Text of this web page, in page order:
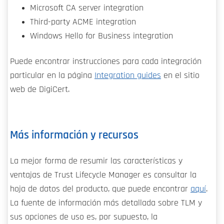
Microsoft CA server integration
Third-party ACME integration
Windows Hello for Business integration
Puede encontrar instrucciones para cada integración
particular en la página
Integration guides en el sitio
web de DigiCert.
Más información y recursos
La mejor forma de resumir las características y
ventajas de Trust Lifecycle Manager es consultar la
hoja de datos del producto, que puede encontrar aquí.
La fuente de información más detallada sobre TLM y
sus opciones de uso es, por supuesto, la